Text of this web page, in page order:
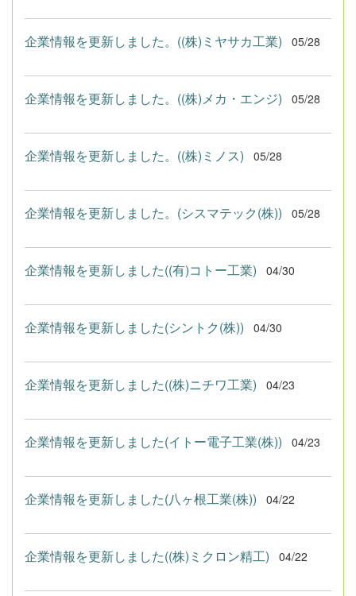
企業情報を更新しました。((株)ミヤサカ工業) 05/28
企業情報を更新しました。((株)メカ・エンジ) 05/28
企業情報を更新しました。((株)ミノス) 05/28
企業情報を更新しました。(シスマテック(株)) 05/28
企業情報を更新しました((有)コトー工業) 04/30
企業情報を更新しました(シントク(株)) 04/30
企業情報を更新しました((株)ニチワ工業) 04/23
企業情報を更新しました(イトー電子工業(株)) 04/23
企業情報を更新しました(八ヶ根工業(株)) 04/22
企業情報を更新しました((株)ミクロン精工) 04/22